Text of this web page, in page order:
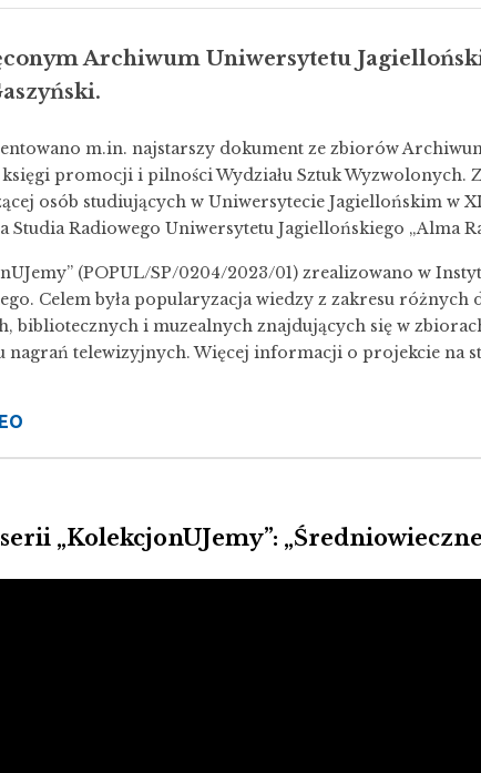
Archiwum Uniwersytetu
m.in. najstarszy dokument ze zbiorów
promocji i pilności Wydziału Sztuk Wyzwolonych.
osób studiujących w Uniwersytecie Jagiellońskim w
Studia Radiowego Uniwersytetu Jagiellońskiego „Alma
(POPUL/SP/0204/2023/01) zrealizowano w
Celem była popularyzacja wiedzy z zakresu
bibliotecznych i muzealnych znajdujących się w
nagrań telewizyjnych. Więcej informacji o projekcie na
„KolekcjonUJemy”: